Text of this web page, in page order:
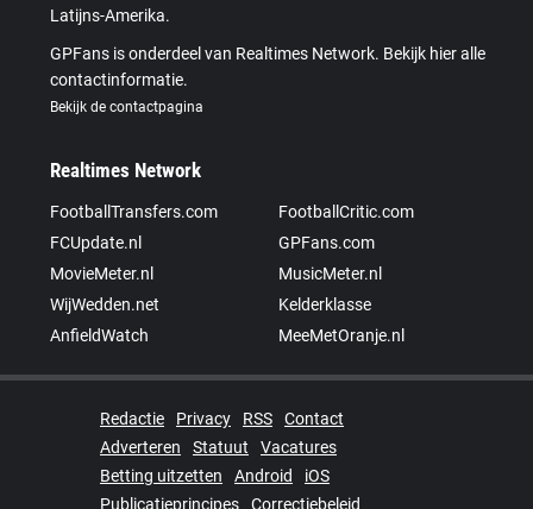
Latijns-Amerika.
GPFans is onderdeel van Realtimes Network. Bekijk hier alle
contactinformatie.
Bekijk de contactpagina
Realtimes Network
FootballTransfers.com
FootballCritic.com
FCUpdate.nl
GPFans.com
MovieMeter.nl
MusicMeter.nl
WijWedden.net
Kelderklasse
AnfieldWatch
MeeMetOranje.nl
Redactie Privacy RSS
Contact
Adverteren
Statuut
Vacatures
Betting uitzetten
Android
iOS
Publicatieprincipes
Correctiebeleid